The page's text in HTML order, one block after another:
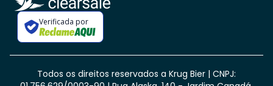
Verificada por
Todos os direitos reservados a Krug Bier | CNPJ: